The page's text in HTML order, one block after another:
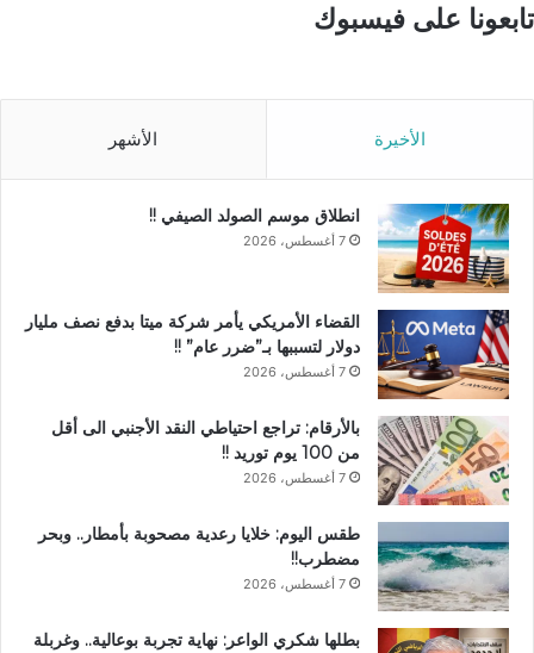
تابعونا على فيسبوك
الأخيرة الأشهر
انطلاق موسم الصولد الصيفي !!
7 أغسطس، 2026
القضاء الأمريكي يأمر شركة ميتا بدفع نصف مليار
دولار لتسببها بـ”ضرر عام” !!
7 أغسطس، 2026
بالأرقام: تراجع احتياطي النقد الأجنبي الى أقل
من 100 يوم توريد !!
7 أغسطس، 2026
طقس اليوم: خلايا رعدية مصحوبة بأمطار.. وبحر
مضطرب!!
7 أغسطس، 2026
بطلها شكري الواعر: نهاية تجربة بوعالية.. وغربلة